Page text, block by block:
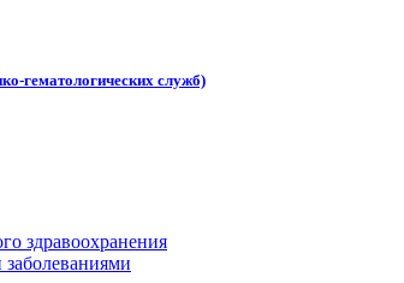
гематологических служб)
здравоохранения